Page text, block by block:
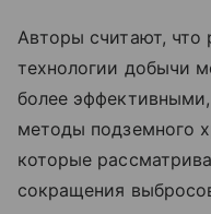
Авторы считают, что
технологии добычи
более
методы подземного
которые
сокращения